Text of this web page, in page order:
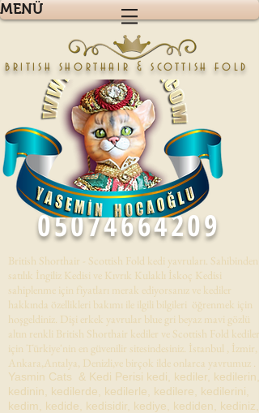
MENÜ
british shorthair & scottish fold
05074664209
British Shorthair - Scottish Fold kedi yavruları. Sahibinden
satılık İngiliz Kedisi ve Kıvrık Kulaklı İskoç Kedisi
sahiplenme için fiyatları merak ediyorsanız ve kediler
hakkında özellikleri bakımı ile ilgili bilgileri öğrenmek için
hoşgeldiniz. Dişi erkek yavrular blue gri beyaz mavi gözlü
altın renkli British Shorthair kediler ve Scottish Fold kedileri
için Türkiye'nin en güvenilir sitesindesiniz. İstanbul , İzmir,
Ankara,Antalya, Denizli,ve birçok ilde onlarca yavrumuz .
Yasmin Cats & Kedi Perisi kedi, kediler, kedilerin,
kedinin, kedilerde, kedilerle, kedilere, kedilerini,
kedim, kedide, kedisidir, kediye, kediden, kediniz,